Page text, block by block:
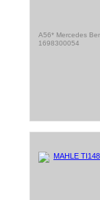
A56* Mercedes
1698300054